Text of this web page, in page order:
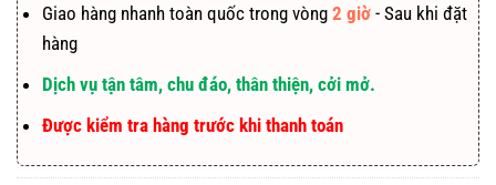
Giao hàng nhanh toàn quốc trong vòng2 giờ - Sau khi đặt
hàng
Dịch vụ tận tâm, chu đáo, thân thiện, cởi mở.
Được kiểm tra hàng trước khi thanh toán